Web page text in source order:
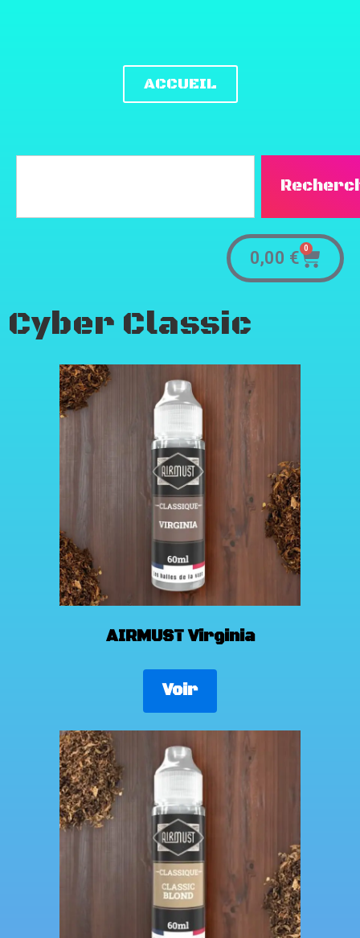
ACCUEIL
0,00 € 0
Cyber Classic
AIRMUST Virginia
Voir